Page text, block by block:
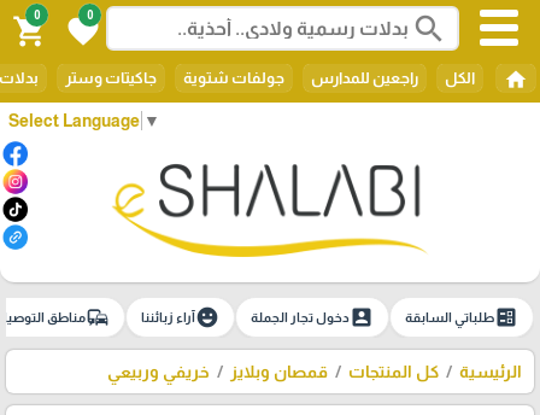
Select Language ▼
search
0
favorite
0
shopping_cart
home الكل راجعين للمدارس جولفات شتوية جاكيتات وستر
ballotطلباتي السابقة account_boxدخول تجار الجملة emoji_emotionsآراء زبائننا commuteمناطق
الرئيسية كل المنتجات قمصان وبلايز خريفي وربيعي